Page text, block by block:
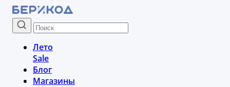
Лето
Sale
Блог
Магазины